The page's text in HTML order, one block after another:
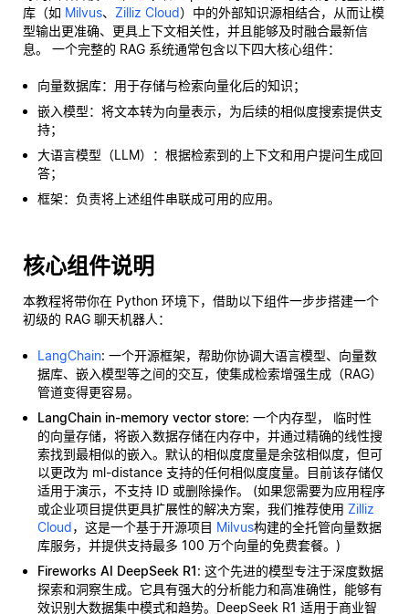
库（如 Milvus、 Zilliz Cloud）中的外部知识源相结合，从而让模
型输出更准确、更具上下文相关性，并且能够及时融合最新信
息。 一个完整的 RAG 系统通常包含以下四大核心组件：
向量数据库：用于存储与检索向量化后的知识；
嵌入模型：将文本转为向量表示，为后续的相似度搜索提供支
持；
大语言模型（LLM）：根据检索到的上下文和用户提问生成回
答；
框架：负责将上述组件串联成可用的应用。
核心组件说明
本教程将带你在 Python 环境下，借助以下组件一步步搭建一个
初级的 RAG 聊天机器人：
LangChain: 一个开源框架，帮助你协调大语言模型、向量数
据库、嵌入模型等之间的交互，使集成检索增强生成（RAG）
管道变得更容易。
LangChain in-memory vector store: 一个内存型， 临时性
的向量存储，将嵌入数据存储在内存中，并通过精确的线性搜
索找到最相似的嵌入。默认的相似度度量是余弦相似度，但可
以更改为 ml-distance 支持的任何相似度度量。目前该存储仅
适用于演示，不支持 ID 或删除操作。 (如果您需要为应用程序
或企业项目提供更具扩展性的解决方案，我们推荐使用 Zilliz
Cloud，这是一个基于开源项目 Milvus构建的全托管向量数据
库服务，并提供支持最多 100 万个向量的免费套餐。)
Fireworks AI DeepSeek R1: 这个先进的模型专注于深度数据
探索和洞察生成。它具有强大的分析能力和高准确性，能够有
效识别大数据集中模式和趋势。DeepSeek R1 适用于商业智